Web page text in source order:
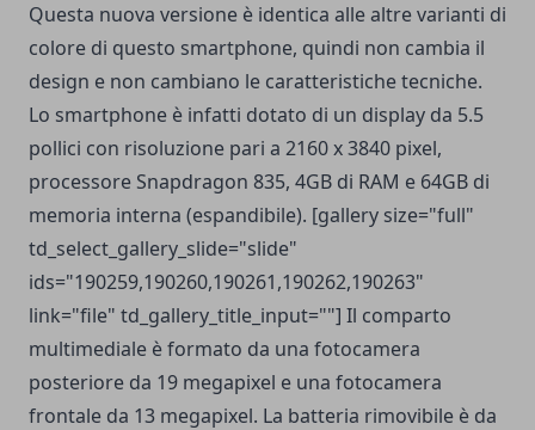
Questa nuova versione è identica alle altre varianti di
colore di questo smartphone, quindi non cambia il
design e non cambiano le caratteristiche tecniche.
Lo smartphone è infatti dotato di un display da 5.5
pollici con risoluzione pari a 2160 x 3840 pixel,
processore Snapdragon 835, 4GB di RAM e 64GB di
memoria interna (espandibile). [gallery size="full"
td_select_gallery_slide="slide"
ids="190259,190260,190261,190262,190263"
link="file" td_gallery_title_input=""] Il comparto
multimediale è formato da una fotocamera
posteriore da 19 megapixel e una fotocamera
frontale da 13 megapixel. La batteria rimovibile è da